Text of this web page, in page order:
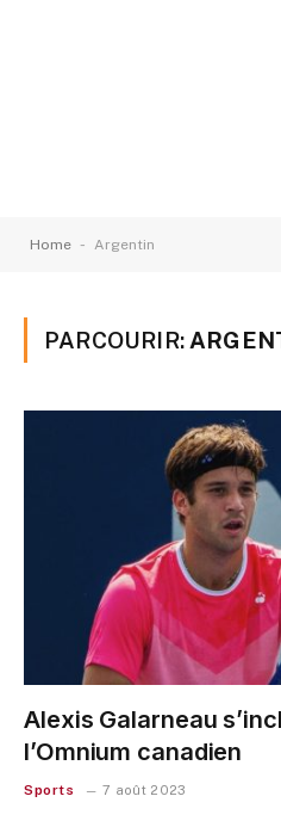
Home - Argentin
PARCOURIR:
Alexis Galarneau
l’Omnium canadien
Sports 7 août 2023